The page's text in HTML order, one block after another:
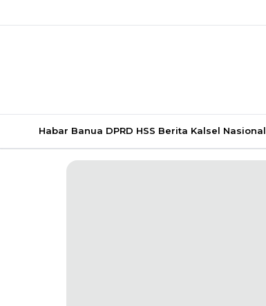
Habar Banua DPRD HSS Berita Kalsel Nasional